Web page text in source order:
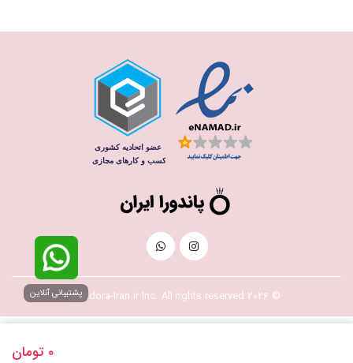
0 تومان
© 2026 Pandora-Iran.ir Inc. All rights reserved پشتیبانی آنلاین